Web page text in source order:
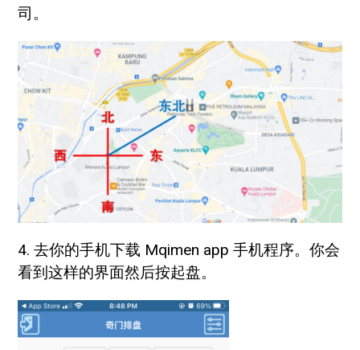
司。
4. 去你的手机下载 Mqimen app 手机程序。你会
看到这样的界面然后按起盘。